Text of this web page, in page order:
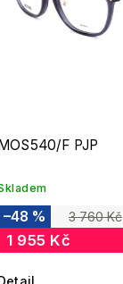
MOS540/F PJP
3 760 Kč
–48 %
1 955 Kč